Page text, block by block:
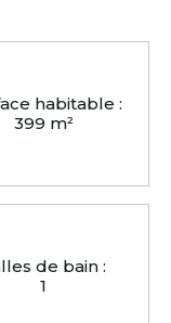
habitable :
399 m²
de bain :
1